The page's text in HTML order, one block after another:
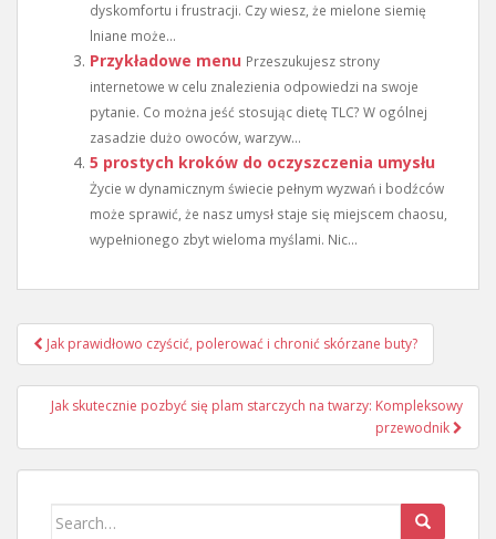
dyskomfortu i frustracji. Czy wiesz, że mielone siemię
lniane może...
Przykładowe menu Przeszukujesz strony
internetowe w celu znalezienia odpowiedzi na swoje
pytanie. Co można jeść stosując dietę TLC? W ogólnej
zasadzie dużo owoców, warzyw...
5 prostych kroków do oczyszczenia umysłu
Życie w dynamicznym świecie pełnym wyzwań i bodźców
może sprawić, że nasz umysł staje się miejscem chaosu,
wypełnionego zbyt wieloma myślami. Nic...
Nawigacja
wpisu
Jak prawidłowo czyścić, polerować i chronić skórzane buty?
Jak skutecznie pozbyć się plam starczych na twarzy: Kompleksowy
przewodnik
Search